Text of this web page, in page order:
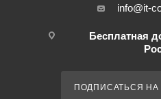
info@it-
Бесплатная
ПОДПИСАТЬСЯ